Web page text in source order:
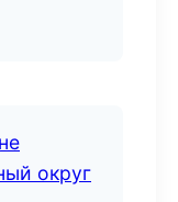
округ